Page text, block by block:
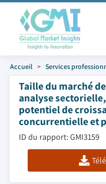
Accueil Services
Taille du marché
analyse
potentiel de
concurrentielle et
ID du rapport: GMI3159